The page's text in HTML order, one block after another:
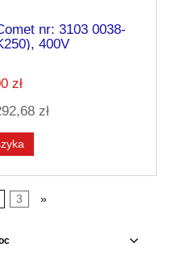
nr: 3103 0038-
400V
zł
zł
3 »